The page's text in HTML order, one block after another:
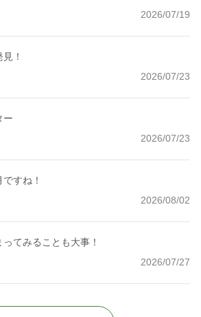
2026/07/19
！
2026/07/23
ー
2026/07/23
すね！
2026/08/02
てみることも大事！
2026/07/27